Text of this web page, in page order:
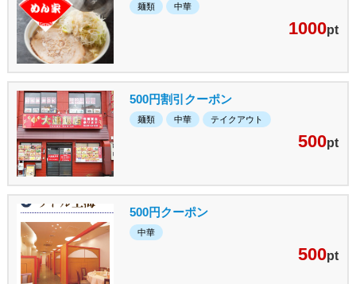
麺類 中華
1000pt
500円割引クーポン
麺類 中華 テイクアウト
500pt
500円クーポン
中華
500pt